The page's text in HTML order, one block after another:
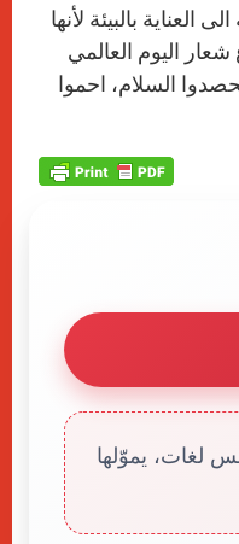
بالبيئة لأنها
اليوم العالمي
أن تحصدوا السلام، احموا
لغات، يموّلها